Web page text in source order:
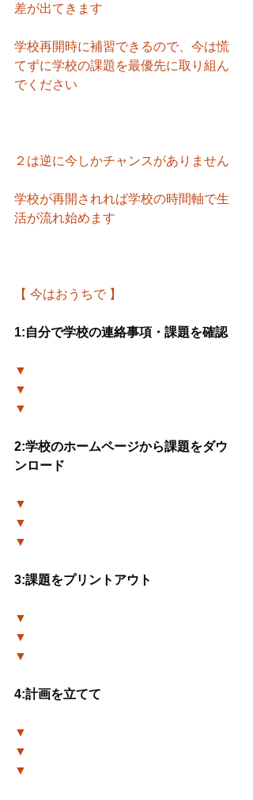
差が出てきます
学校再開時に補習できるので、今は慌
てずに学校の課題を最優先に取り組ん
でください
２は逆に今しかチャンスがありません
学校が再開されれば学校の時間軸で生
活が流れ始めます
【 今はおうちで 】
1:自分で学校の連絡事項・課題を確認
▼
▼
▼
2:学校のホームページから課題をダウ
ンロード
▼
▼
▼
3:課題をプリントアウト
▼
▼
▼
4:計画を立てて
▼
▼
▼